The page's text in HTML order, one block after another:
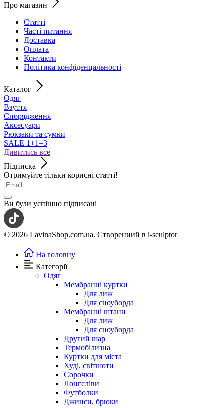
Про магазин
Статті
Часті питання
Доставка
Оплата
Контакти
Політика конфіденцальності
Каталог
Одяг
Взуття
Спорядження
Аксесуари
Рюкзаки та сумки
SALE 1+1=3
Дивитись все
Підписка
Отримуйте тільки корисні статті!
Ви були успішно підписані
© 2026 LavinaShop.com.ua. Створениий в i-sculptor
На головну
Категорії
Одяг
Мембранні куртки
Для лиж
Для сноуборда
Мембранні штани
Для лиж
Для сноуборда
Другий шар
Термобілизна
Куртки для міста
Худі, світшоти
Сорочки
Лонгсліви
Футболки
Джинси, брюки